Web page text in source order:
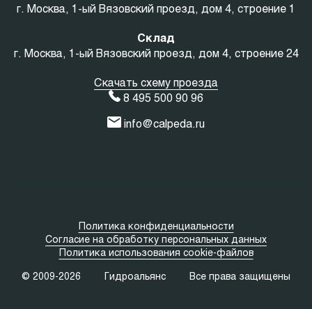
г. Москва, 1-ый Вязовский проезд, дом 4, строение 1
Склад
г. Москва, 1-ый Вязовский проезд, дом 4, строение 24
Скачать схему проезда
8 495 500 90 96
info@calpeda.ru
© 2009-2026 Гидроальянс Все права защищены
Политика конфиденциальности
Согласие на обработку персональных данных
Политика использования cookie-файлов